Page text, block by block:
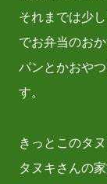
それまでは少
でお弁当のおか
パンとかおや
す。
きっとこのタ
タヌキさんの